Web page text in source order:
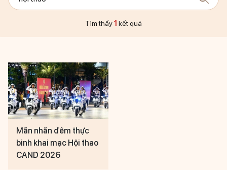
Tìm thấy1 kết quả
Mãn nhãn đêm thực
binh khai mạc Hội thao
CAND 2026